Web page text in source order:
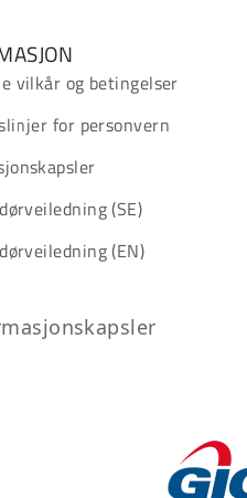
vilkår og betingelser
for personvern
(SE)
(EN)